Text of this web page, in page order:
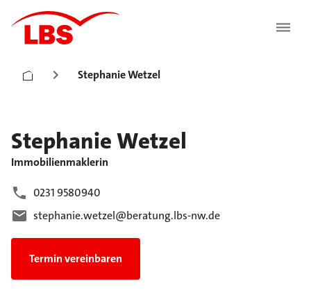
Stephanie Wetzel
StephanieWetzel
Immobilienmaklerin
0231 9580940
stephanie.wetzel@beratung.lbs-nw.de
Termin vereinbaren